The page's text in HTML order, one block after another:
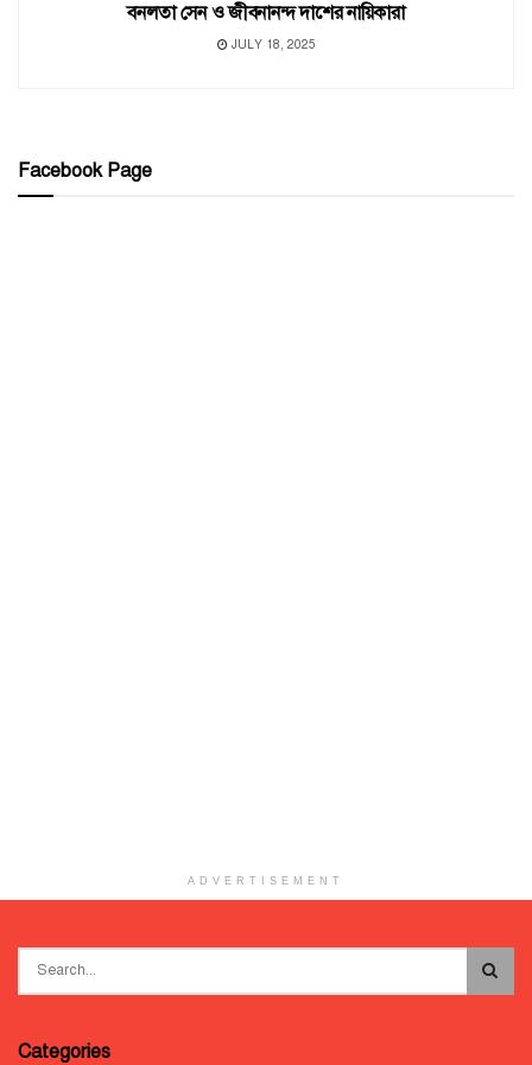
বনলতা সেন ও জীবনানন্দ দাশের নায়িকারা
JULY 18, 2025
Facebook Page
ADVERTISEMENT
Categories